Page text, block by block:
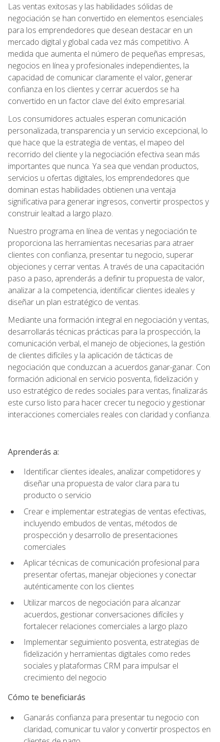
Las ventas exitosas y las habilidades sólidas de
negociación se han convertido en elementos esenciales
para los emprendedores que desean destacar en un
mercado digital y global cada vez más competitivo. A
medida que aumenta el número de pequeñas empresas,
negocios en línea y profesionales independientes, la
capacidad de comunicar claramente el valor, generar
confianza en los clientes y cerrar acuerdos se ha
convertido en un factor clave del éxito empresarial.
Los consumidores actuales esperan comunicación
personalizada, transparencia y un servicio excepcional, lo
que hace que la estrategia de ventas, el mapeo del
recorrido del cliente y la negociación efectiva sean más
importantes que nunca. Ya sea que vendan productos,
servicios u ofertas digitales, los emprendedores que
dominan estas habilidades obtienen una ventaja
significativa para generar ingresos, convertir prospectos y
construir lealtad a largo plazo.
Nuestro programa en línea de ventas y negociación te
proporciona las herramientas necesarias para atraer
clientes con confianza, presentar tu negocio, superar
objeciones y cerrar ventas. A través de una capacitación
paso a paso, aprenderás a definir tu propuesta de valor,
analizar a la competencia, identificar clientes ideales y
diseñar un plan estratégico de ventas.
Mediante una formación integral en negociación y ventas,
desarrollarás técnicas prácticas para la prospección, la
comunicación verbal, el manejo de objeciones, la gestión
de clientes difíciles y la aplicación de tácticas de
negociación que conduzcan a acuerdos ganar-ganar. Con
formación adicional en servicio posventa, fidelización y
uso estratégico de redes sociales para ventas, finalizarás
este curso listo para hacer crecer tu negocio y gestionar
interacciones comerciales reales con claridad y confianza.
Aprenderás a:
Identificar clientes ideales, analizar competidores y
diseñar una propuesta de valor clara para tu
producto o servicio
Crear e implementar estrategias de ventas efectivas,
incluyendo embudos de ventas, métodos de
prospección y desarrollo de presentaciones
comerciales
Aplicar técnicas de comunicación profesional para
presentar ofertas, manejar objeciones y conectar
auténticamente con los clientes
Utilizar marcos de negociación para alcanzar
acuerdos, gestionar conversaciones difíciles y
fortalecer relaciones comerciales a largo plazo
Implementar seguimiento posventa, estrategias de
fidelización y herramientas digitales como redes
sociales y plataformas CRM para impulsar el
crecimiento del negocio
Cómo te beneficiarás
Ganarás confianza para presentar tu negocio con
claridad, comunicar tu valor y convertir prospectos en